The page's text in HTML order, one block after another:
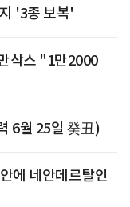
'3종 보복'
삭스 "1만2000
6월 25일 癸丑)
에 네안데르탈인